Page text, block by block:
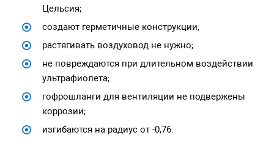
Цельсия;
создают герметичные конструкции;
растягивать воздуховод не нужно;
не повреждаются при длительном воздействии
ультрафиолета;
гофрошланги для вентиляции не подвержены
коррозии;
изгибаются на радиус от -0,76.